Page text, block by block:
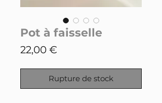
Pot à faisselle
22,00 €
Rupture de stock